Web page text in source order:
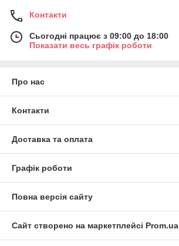
Контакти
Сьогодні працює з 09:00 до 18:00
Показати весь графік роботи
Про нас
Контакти
Доставка та оплата
Графік роботи
Повна версія сайту
Сайт створено на маркетплейсі Prom.ua